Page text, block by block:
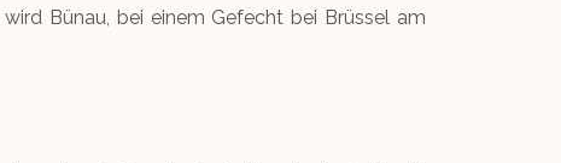
Bünau, bei einem Gefecht bei Brüssel am